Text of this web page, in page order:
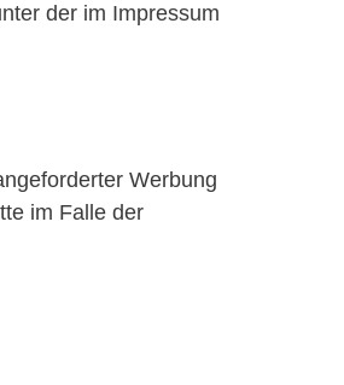
der im Impressum
Werbung
im Falle der